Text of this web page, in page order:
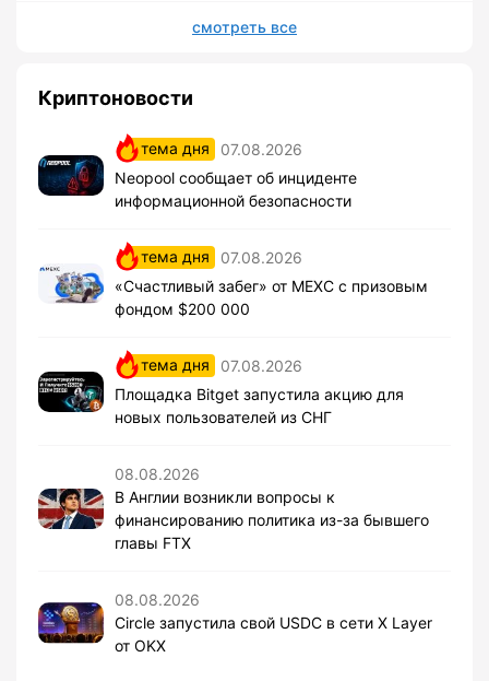
смотреть все
Криптоновости
тема дня
07.08.2026
Neopool сообщает об инциденте
информационной безопасности
тема дня
07.08.2026
«Счастливый забег» от MEXC с призовым
фондом $200 000
тема дня
07.08.2026
Площадка Bitget запустила акцию для
новых пользователей из СНГ
08.08.2026
В Англии возникли вопросы к
финансированию политика из-за бывшего
главы FTX
08.08.2026
Circle запустила свой USDC в сети X Layer
от OKX